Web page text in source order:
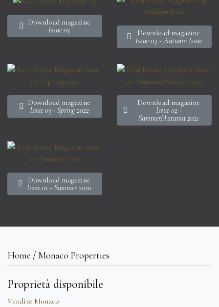
Download magazine
Issue 05
Download magazine
Issue 04 - Autumn Issue
Download magazine
Issue 03 - Spring 2022
Download magazine
Issue 02 -
Summer/Autumn 2021
Download magazine
Issue 01 - Summer 2020
Home / Monaco Properties
Proprietà disponibile
Vendite Monaco